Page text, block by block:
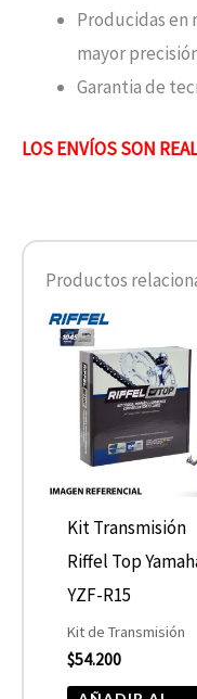
Producidas en
mayor
Garantia de
LOS ENVÍOS SON
Productos
Kit Transmisión
Riffel Top
YZF-R15
Kit de Transmisión
$54.200